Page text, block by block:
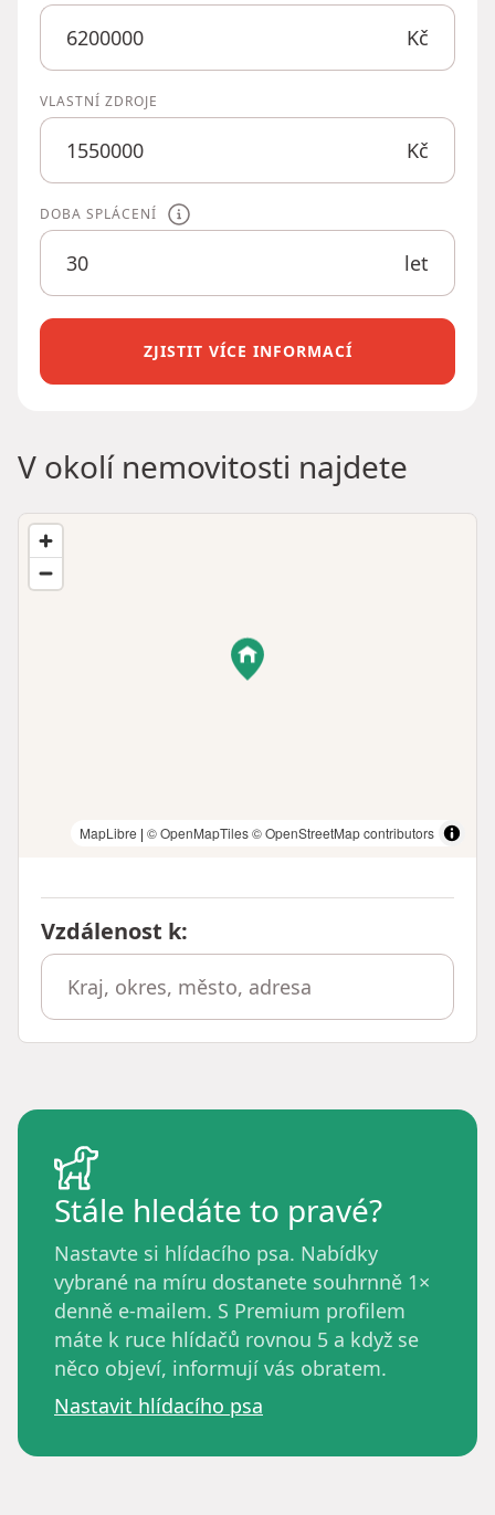
Kč
VLASTNÍ ZDROJE
Kč
DOBA SPLÁCENÍ
let
ZJISTIT VÍCE INFORMACÍ
V okolí nemovitosti najdete
MapLibre | © OpenMapTiles© OpenStreetMap contributors
Vzdálenost k:
Stále hledáte to pravé?
Nastavte si hlídacího psa. Nabídky
vybrané na míru dostanete souhrnně 1×
denně e-mailem. S Premium profilem
máte k ruce hlídačů rovnou 5 a když se
něco objeví, informují vás obratem.
Nastavit hlídacího psa